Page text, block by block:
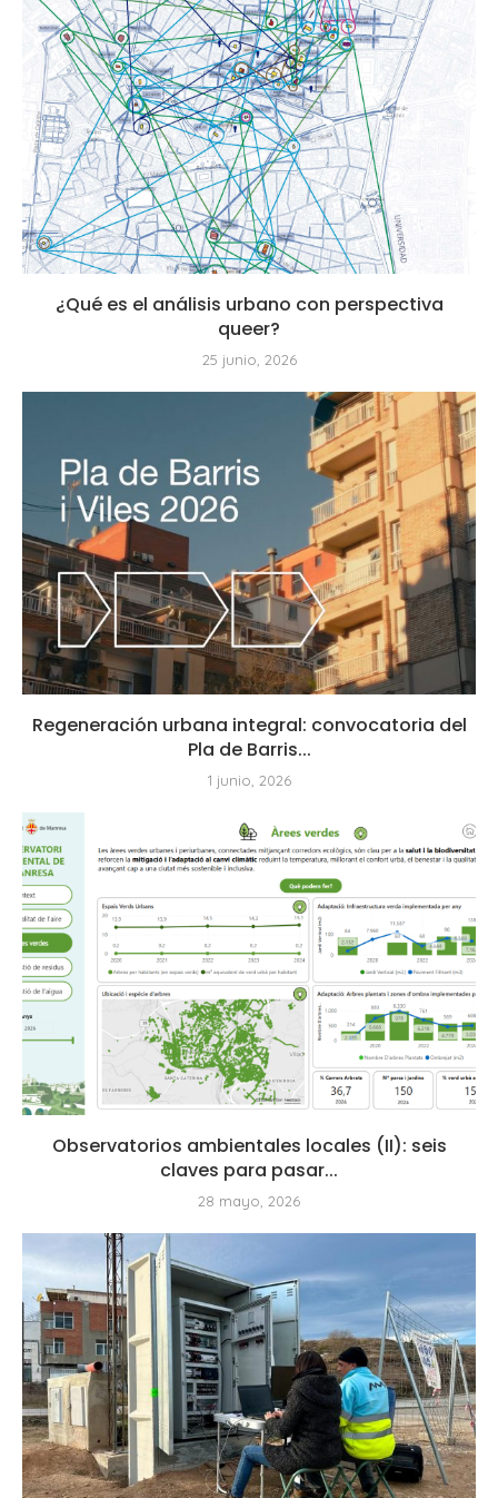
¿Qué es el análisis urbano con perspectiva
queer?
25 junio, 2026
Regeneración urbana integral: convocatoria del
Pla de Barris...
1 junio, 2026
Observatorios ambientales locales (II): seis
claves para pasar...
28 mayo, 2026